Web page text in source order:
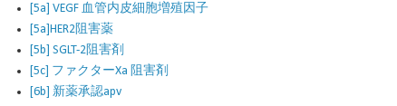
[5a] VEGF 血管内皮細胞増殖因子
[5a]HER2阻害薬
[5b] SGLT-2阻害剤
[5c] ファクターXa 阻害剤
[6b] 新薬承認apv